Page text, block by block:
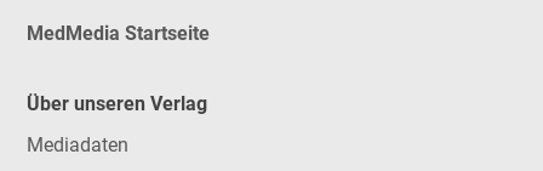
MedMedia Startseite
Über unseren Verlag
Mediadaten